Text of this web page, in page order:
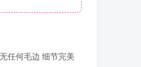
任何毛边 细节完美